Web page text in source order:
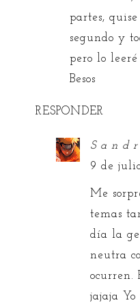
partes,
segundo y
pero lo leeré
Besos
RESPONDER
S a n d r
9 de
Me
temas
día la
neutra
ocurren.
jajaja